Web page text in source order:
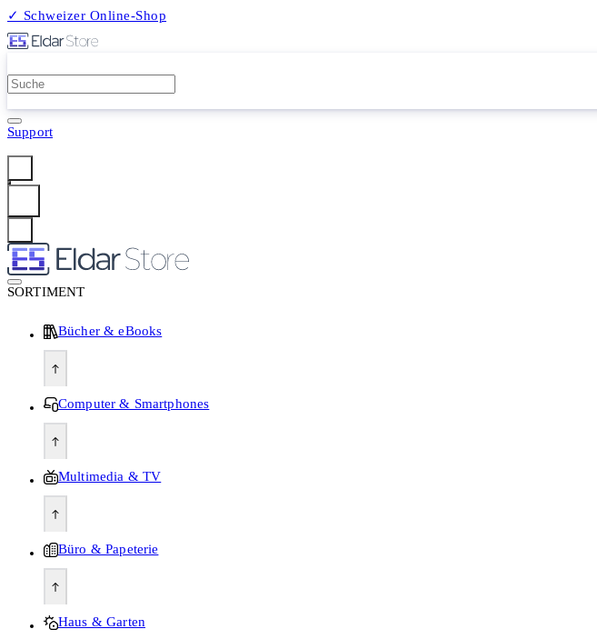
✓ Schweizer Online-Shop
Support
SORTIMENT
Bücher & eBooks
Computer & Smartphones
Multimedia & TV
Büro & Papeterie
Haus & Garten